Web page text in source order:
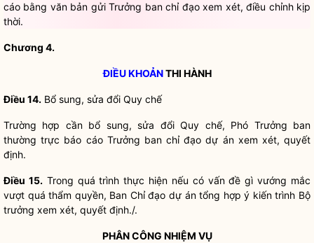
cáo bằng văn bản gửi Trưởng ban chỉ đạo xem xét, điều chỉnh kịp
thời.
Chương 4.
ĐIỀU KHOẢNTHI HÀNH
Điều 14. Bổ sung, sửa đổi Quy chế
Trường hợp cần bổ sung, sửa đổiQuy chế, Phó Trưởng ban
thường trực báo cáo Trưởng ban chỉ đạo dự án xem xét, quyết
định.
Điều 15.Trong quá trình thực hiện nếu có vấn đề gì vướng mắc
vượt quá thẩm quyền, Ban Chỉ đạo dự án tổng hợp ý kiến trình Bộ
trưởng xem xét, quyết định./.
PHÂN CÔNG NHIỆM VỤ